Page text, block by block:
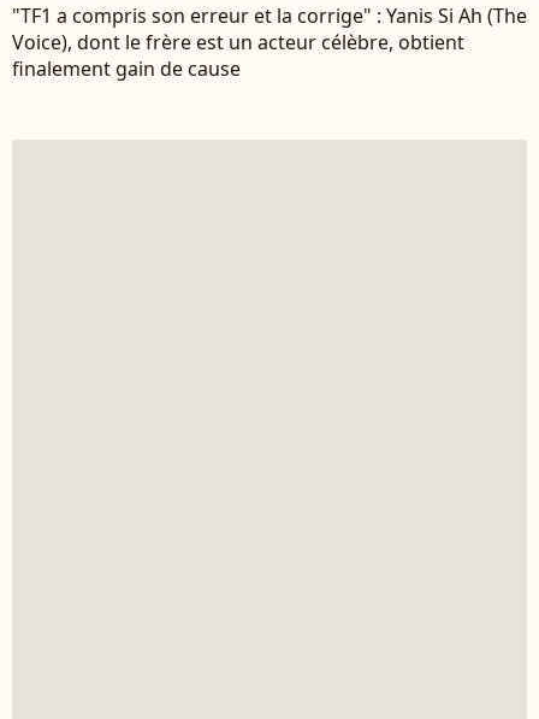
"TF1 a compris son erreur et la corrige" : Yanis Si Ah (The
Voice), dont le frère est un acteur célèbre, obtient
finalement gain de cause